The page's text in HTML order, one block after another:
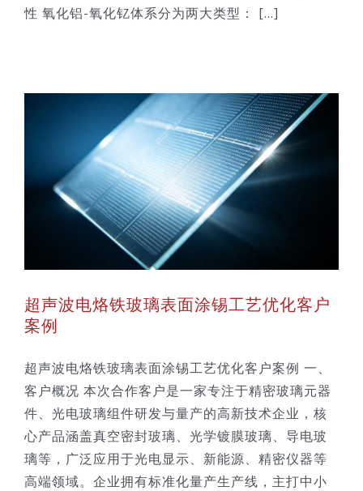
性 氧化铝-氧化钇体系分为两大类型： [...]
超声波电烙铁玻璃表面涂锡工艺优化客户
案例
超声波电烙铁玻璃表面涂锡工艺优化客户案例 一、
客户概况 本次合作客户是一家专注于精密玻璃元器
件、光电玻璃组件研发与量产的高新技术企业，核
心产品涵盖真空密封玻璃、光学镀膜玻璃、导电玻
璃等，广泛应用于光电显示、新能源、精密仪器等
高端领域。企业拥有标准化量产生产线，主打中小